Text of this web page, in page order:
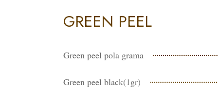
GREEN PEEL
Green peel pola grama
Green peel black(1gr)